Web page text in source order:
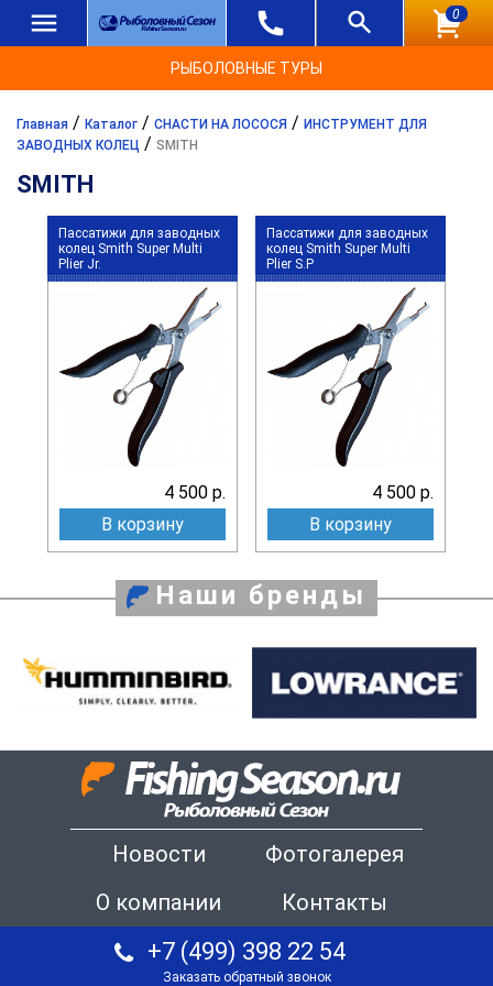
0
РЫБОЛОВНЫЕ ТУРЫ
Главная / Каталог / СНАСТИ НА ЛОСОСЯ / ИНСТРУМЕНТ ДЛЯ
ЗАВОДНЫХ КОЛЕЦ / SMITH
SMITH
Пассатижи для заводных
колец Smith Super Multi
Plier Jr.
4 500 р.
В корзину
Пассатижи для заводных
колец Smith Super Multi
Plier S.P
4 500 р.
В корзину
Наши бренды
Новости
Фотогалерея
О компании
Контакты
+7 (499) 398 22 54
Заказать обратный звонок